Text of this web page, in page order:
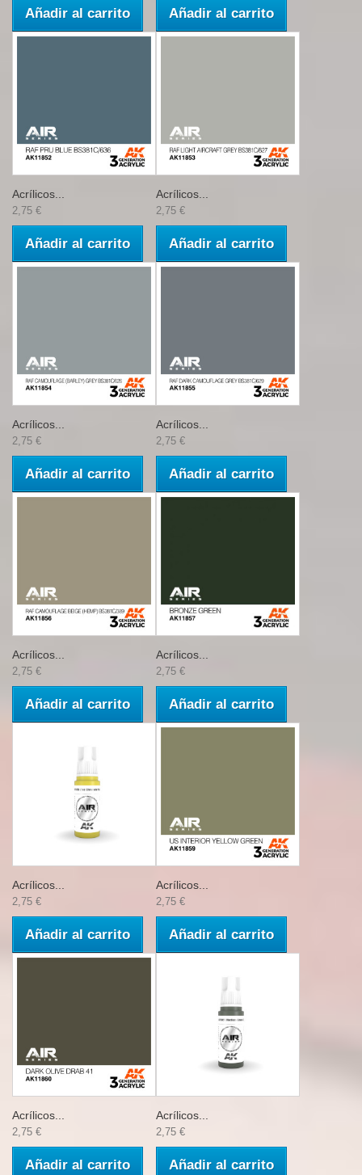
Añadir al carrito Añadir al carrito
Acrílicos...
2,75 €
Añadir al carrito
Acrílicos...
2,75 €
Añadir al carrito
Acrílicos...
2,75 €
Añadir al carrito
Acrílicos...
2,75 €
Añadir al carrito
Acrílicos...
2,75 €
Añadir al carrito
Acrílicos...
2,75 €
Añadir al carrito
Acrílicos...
2,75 €
Añadir al carrito
Acrílicos...
2,75 €
Añadir al carrito
Acrílicos...
2,75 €
Añadir al carrito
Acrílicos...
2,75 €
Añadir al carrito